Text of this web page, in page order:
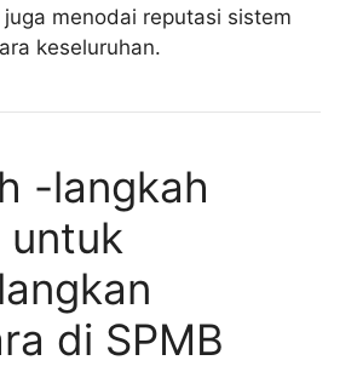
menodai reputasi sistem
keseluruhan.
-langkah
untuk
di SPMB